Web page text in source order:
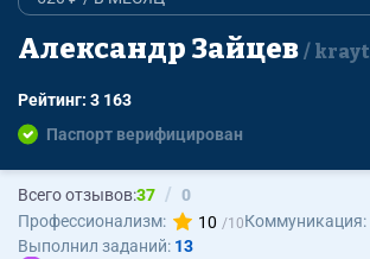
Александр Зайцев krayt
Рейтинг: 3 163
Паспорт верифицирован
Всего отзывов:37
0
Профессионализм:
10 Коммуникация:
Выполнил заданий: 13